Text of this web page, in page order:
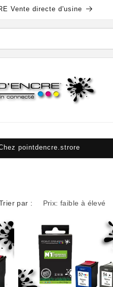
Vente directe d'usine
pointdencre.strore
par :